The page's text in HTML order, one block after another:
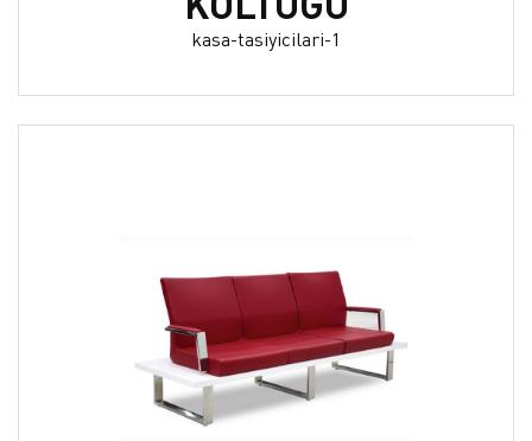
kasa-tasiyicilari-1